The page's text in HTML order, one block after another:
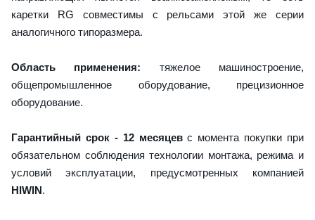
каретки RG совместимы с рельсами этой же серии
аналогичного типоразмера.
Область применения: тяжелое машиностроение,
общепромышленное оборудование, прецизионное
оборудование.
Гарантийный срок - 12 месяцевс момента покупки при
обязательном соблюдения технологии монтажа, режима и
условий эксплуатации, предусмотренных компанией
HIWIN.